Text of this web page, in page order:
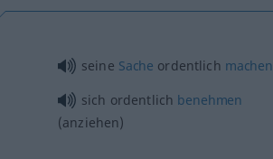
seine Sache ordentlich machen
sich ordentlich benehmen
(anziehen)